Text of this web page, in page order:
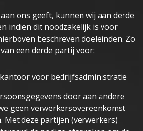
ons geeft, kunnen wij aan derde
indien dit noodzakelijk is voor
beschreven doeleinden. Zo
een derde partij voor:
voor bedrijfsadministratie
door aan andere
geen verwerkersovereenkomst
Met deze partijen (verwerkers)